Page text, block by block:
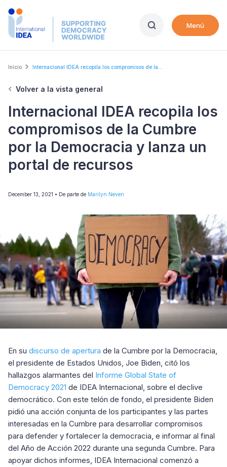
Skip
Menú
Breadcrumb
Inicio Internacional IDEA recopila los compromisos de la...
Volver a la vista general
Internacional IDEA recopila los
compromisos de la Cumbre
por la Democracia y lanza un
portal de recursos
December 13, 2021 • De parte de Marilyn Neven
En su discurso de apertura de la Cumbre por la Democracia,
el presidente de Estados Unidos, Joe Biden, citó los
hallazgos alarmantes del Informe Global State of
Democracy 2021 de IDEA Internacional, sobre el declive
democrático. Con este telón de fondo, el presidente Biden
pidió una acción conjunta de los participantes y las partes
interesadas en la Cumbre para desarrollar compromisos
para defender y fortalecer la democracia, e informar al final
del Año de Acción 2022 durante una segunda Cumbre. Para
apoyar dichos informes, IDEA Internacional comenzó a